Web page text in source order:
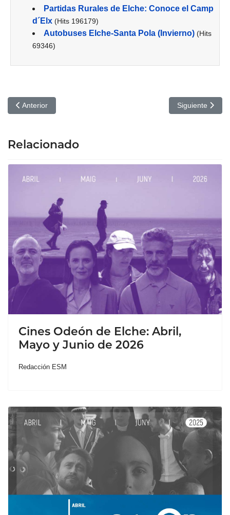
Partidas Rurales de Elche: Conoce el Camp
d´Elx (Hits 196179)
Autobuses Elche-Santa Pola (Invierno) (Hits
69346)
Artículo anterior: El cuarto pasajero. Cines Odeón de Elche
Anterior Artículo
Siguiente
Relacionado
Cines Odeón de Elche: Abril,
Mayo y Junio de 2026
Redacción ESM